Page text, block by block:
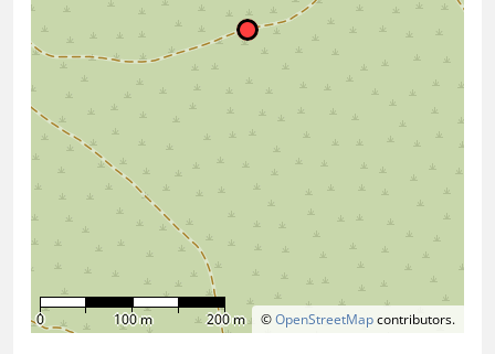
©OpenStreetMapcontributors.
0 100 m 200 m